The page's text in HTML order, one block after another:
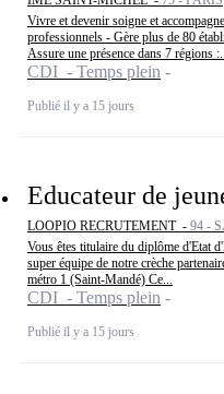
Vivre et devenir soigne et
professionnels - Gère plus de 80
Assure une présence dans 7 régions
CDI - Temps plein
Publié il y a 15 jours
Educateur de
LOOPIO RECRUTEMENT - 94 -
Vous êtes titulaire du diplôme d'Etat
super équipe de notre crèche
métro 1 (Saint-Mandé) Ce...
CDI - Temps plein
Publié il y a 15 jours